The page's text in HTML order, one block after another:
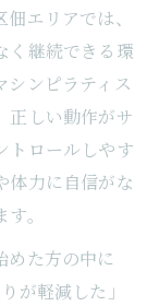
エリアでは、
く継続できる環
シンピラティス
正しい動作がサ
トロールしやす
体力に自信がな
。
めた方の中に
が軽減した」